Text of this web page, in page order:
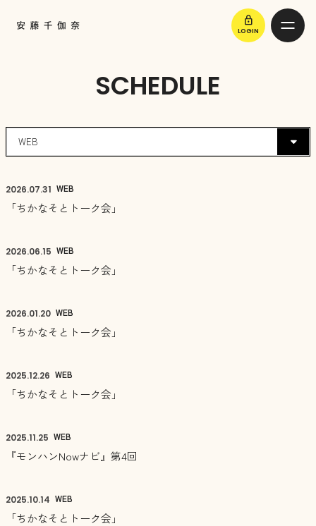
lock
LOGIN
SCHEDULE
2026.07.31 WEB
「ちかなそとトーク会」
2026.06.15 WEB
「ちかなそとトーク会」
2026.01.20 WEB
「ちかなそとトーク会」
2025.12.26 WEB
「ちかなそとトーク会」
2025.11.25 WEB
『モンハンNowナビ』第4回
2025.10.14 WEB
「ちかなそとトーク会」